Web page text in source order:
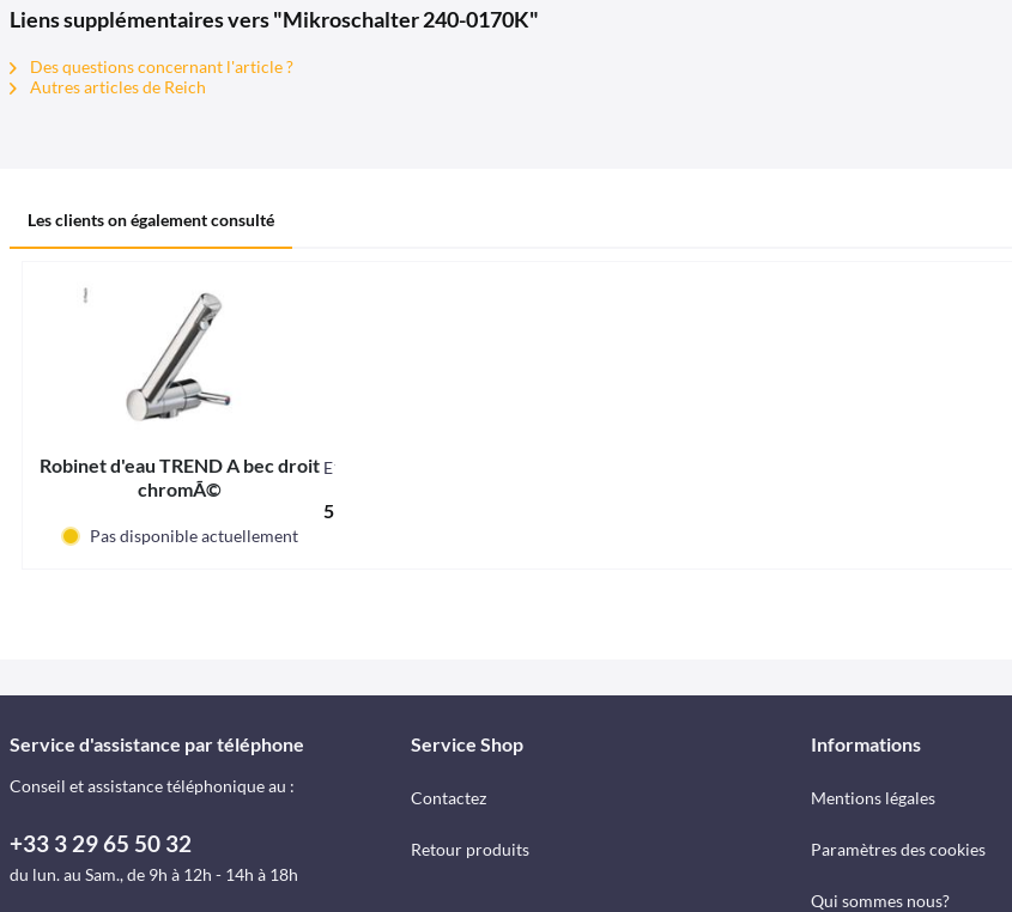
Liens supplémentaires vers "Mikroschalter 240-0170K"
Des questions concernant l'article ?
Autres articles de Reich
Les clients on également consulté
Robinet d'eau TREND A bec droit
chromÃ©
E10092
51,23 € *
Pas disponible actuellement
Service d'assistance par téléphone
Conseil et assistance téléphonique au :
+33 3 29 65 50 32
du lun. au Sam., de 9h à 12h - 14h à 18h
Service Shop
Contactez
Retour produits
Informations
Mentions légales
Paramètres des cookies
Qui sommes nous?